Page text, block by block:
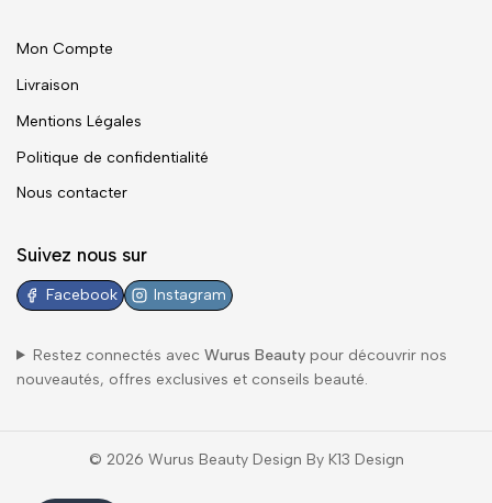
Mon Compte
Livraison
Mentions Légales
Politique de confidentialité
Nous contacter
Suivez nous sur
Facebook Instagram
Restez connectés avec Wurus Beautypour découvrir nos
nouveautés, offres exclusives et conseils beauté.
© 2026 Wurus Beauty Design By K13 Design